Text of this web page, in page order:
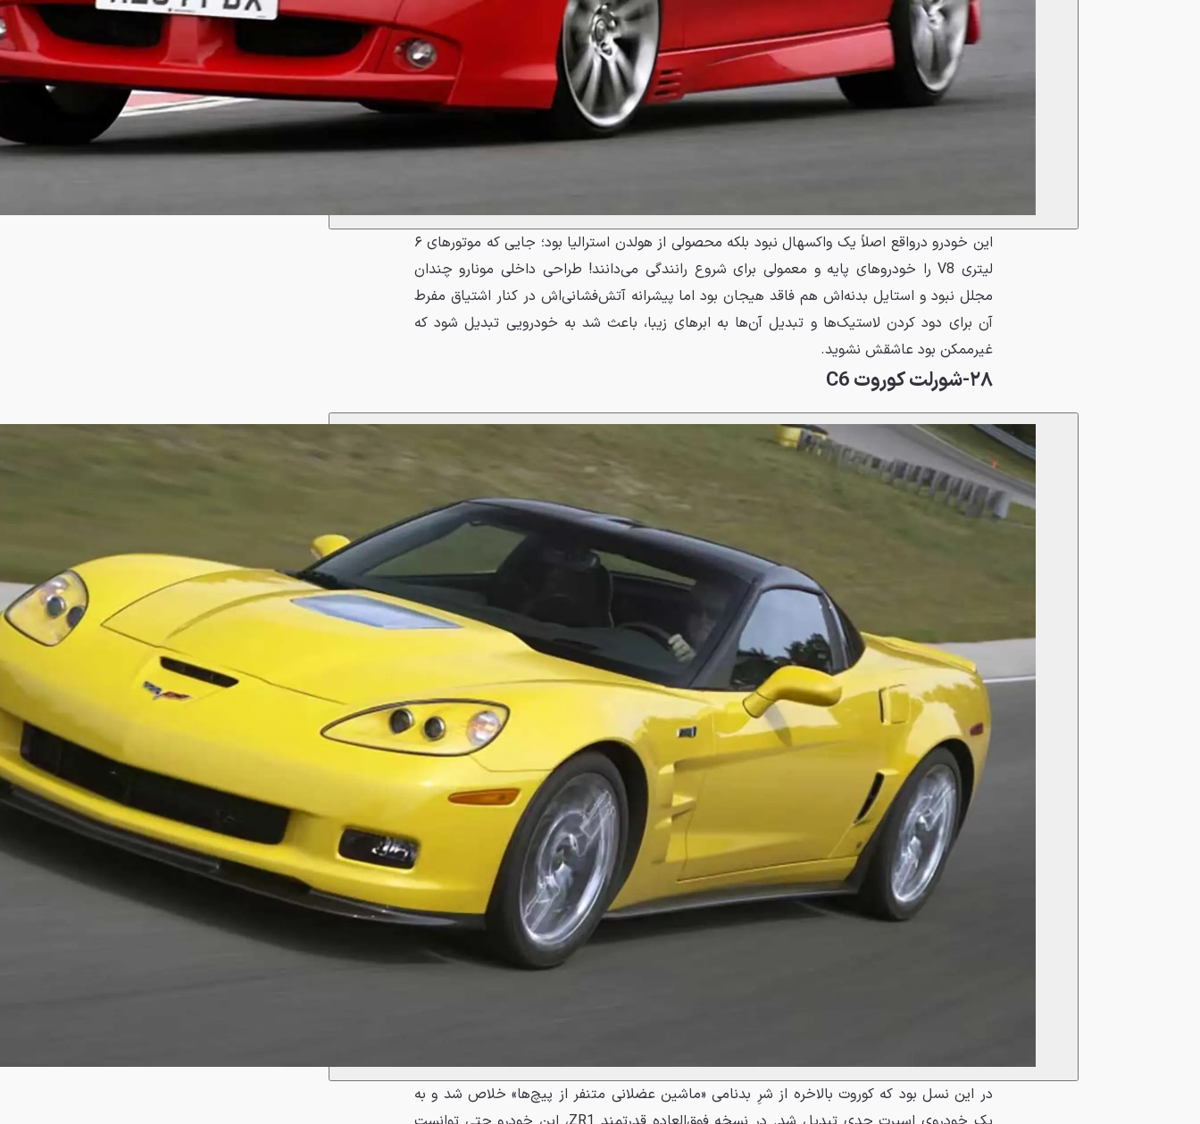
این خودرو درواقع اصلاً یک واکسهال نبود بلکه محصولی از هولدن استرالیا بود؛ جایی که موتورهای ۶
لیتری V8 را خودروهای پایه و معمولی برای شروع رانندگی می‌دانند! طراحی داخلی مونارو چندان
مجلل نبود و استایل بدنه‌اش هم فاقد هیجان بود اما پیشرانه آتش‌فشانی‌اش در کنار اشتیاق مفرط
آن برای دود کردن لاستیک‌ها و تبدیل آن‌ها به ابرهای زیبا، باعث شد به خودرویی تبدیل شود که
غیرممکن بود عاشقش نشوید.
۲۸-شورلت کوروت C6
در این نسل بود که کوروت بالاخره از شرِ بدنامی «ماشین عضلانی متنفر از پیچ‌ها» خلاص شد و به